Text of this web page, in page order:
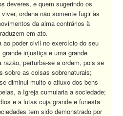
deveres, e quem sugerindo os
ordena não somente fugir às
da alma contrários à
em ato.
ao poder civil no exercício do seu
injustiça e uma grande
perturba-se a ordem, pois se
sobre as coisas sobrenaturais;
diminui muito o afluxo dos bens
a Igreja cumularia a sociedade;
e a lutas cuja grande e funesta
tem sido demonstrado por